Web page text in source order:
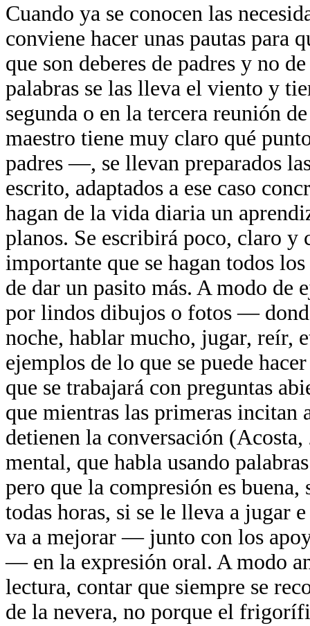
Cuando ya se conocen las
conviene hacer unas pautas para
que son deberes de padres y no
palabras se las lleva el viento y
segunda o en la tercera reunión
maestro tiene muy claro qué
padres —, se llevan preparados
escrito, adaptados a ese caso
hagan de la vida diaria un
planos. Se escribirá poco, claro y
importante que se hagan todos
de dar un pasito más. A modo
por lindos dibujos o fotos —
noche, hablar mucho, jugar, reír,
ejemplos de lo que se puede
que se trabajará con preguntas
que mientras las primeras incitan
detienen la conversación
mental, que habla usando
pero que la compresión es
todas horas, si se le lleva a jugar
va a mejorar — junto con los
— en la expresión oral. A modo
lectura, contar que siempre se
de la nevera, no porque el